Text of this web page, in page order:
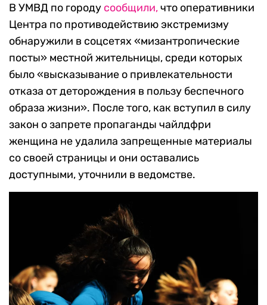
В УМВД по городу сообщили,что оперативники
Центра по противодействию экстремизму
обнаружили в соцсетях «мизантропические
посты» местной жительницы, среди которых
было «высказывание о привлекательности
отказа от деторождения в пользу беспечного
образа жизни». После того, как вступил в силу
закон о запрете пропаганды чайлдфри
женщина не удалила запрещенные материалы
со своей страницы и они оставались
доступными, уточнили в ведомстве.